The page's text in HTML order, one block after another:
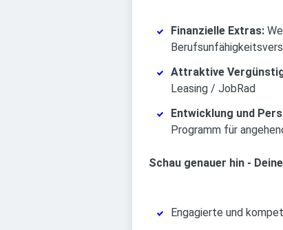
Finanzielle Extras:
Attraktive
Leasing / JobRad
Entwicklung und
Programm für
Schau genauer hin -
Engagierte und